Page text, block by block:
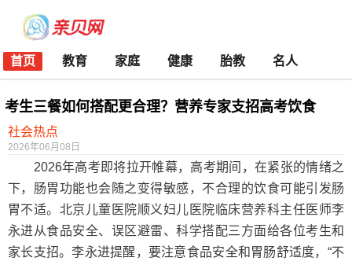
首页 教育 家庭 健康 胎教 名人
考生三餐如何搭配更合理？营养专家支招高考饮食
社会热点
2026年06月08日
2026年高考即将拉开帷幕，高考期间，在紧张的情绪之
下，肠胃功能也会随之变得敏感，不合理的饮食可能引发肠
胃不适。北京儿童医院顺义妇儿医院临床营养科主任医师李
永进从食品安全、误区避雷、科学搭配三方面给各位考生和
家长支招。李永进提醒，要注意食品安全和胃肠舒适度，“不